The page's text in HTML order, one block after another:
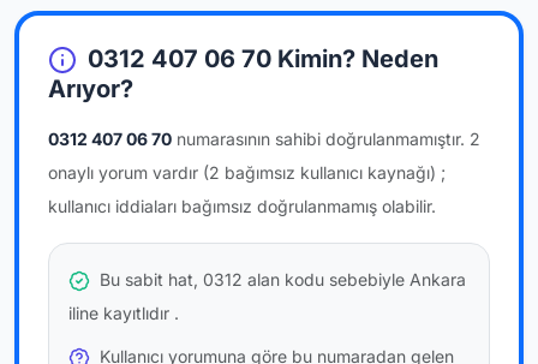
0312 407 06 70 Kimin? Neden
Arıyor?
0312 407 06 70 numarasının sahibi doğrulanmamıştır. 2
onaylı yorum vardır (2 bağımsız kullanıcı kaynağı) ;
kullanıcı iddiaları bağımsız doğrulanmamış olabilir.
Bu sabit hat, 0312 alan kodu sebebiyle Ankara
iline kayıtlıdır .
Kullanıcı yorumuna göre bu numaradan gelen